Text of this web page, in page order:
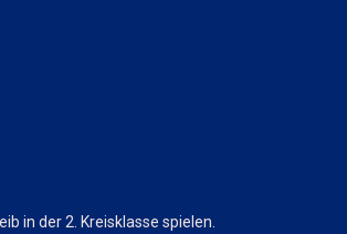
in der 2. Kreisklasse spielen.